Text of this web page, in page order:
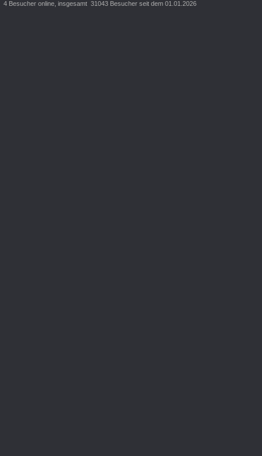
4 Besucher online, insgesamt 31043 Besucher seit dem 01.01.2026